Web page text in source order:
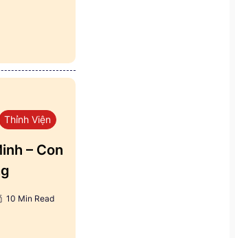
Thỉnh Viện
– Con
10 Min Read